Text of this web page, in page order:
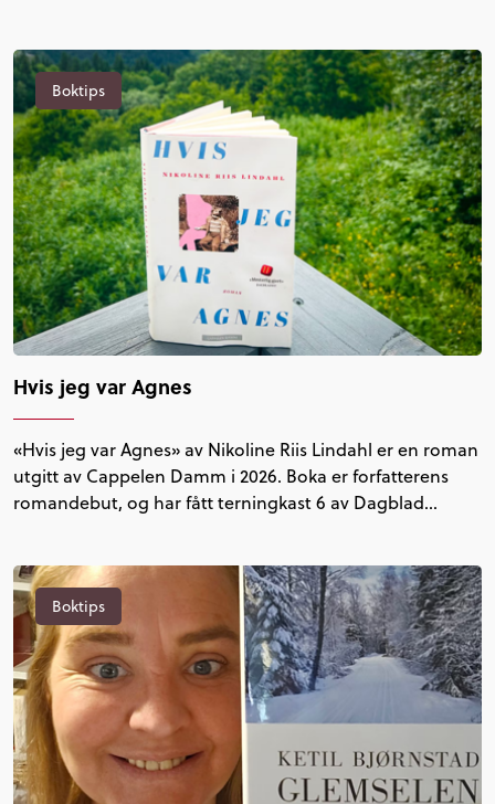
Boktips
Hvis jeg var Agnes
«Hvis jeg var Agnes» av Nikoline Riis Lindahl er en roman
utgitt av Cappelen Damm i 2026. Boka er forfatterens
romandebut, og har fått terningkast 6 av Dagblad…
Boktips